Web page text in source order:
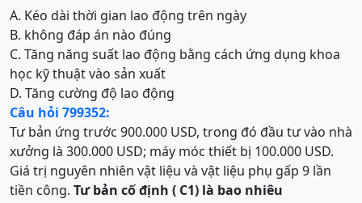
A. Kéo dài thời gian lao động trên ngày
B. không đáp án nào đúng
C. Tăng năng suất lao động bằng cách ứng dụng khoa
học kỹ thuật vào sản xuất
D. Tăng cường độ lao động
Câu hỏi 799352:
Tư bản ứng trước 900.000 USD, trong đó đầu tư vào nhà
xưởng là 300.000 USD; máy móc thiết bị 100.000 USD.
Giá trị nguyên nhiên vật liệu và vật liệu phụ gấp 9 lần
tiền công. Tư bản cố định ( C1) là bao nhiêu